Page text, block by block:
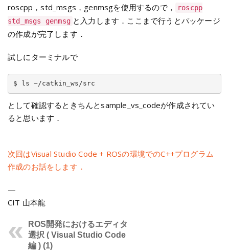
roscpp，std_msgs，genmsgを使用するので，
roscpp
std_msgs genmsg と入力します．ここまで行うとパッケージ
の作成が完了します．
試しにターミナルで
として確認するときちんとsample_vs_codeが作成されてい
ると思います．
次回はVisual Studio Code + ROSの環境でのC++プログラム
作成のお話をします．
—
CIT 山本龍
ROS開発におけるエディタ
選択 ( Visual Studio Code
編 ) (1)